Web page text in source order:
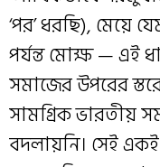
‘পর’ ধরছি), মেয়ে
পর্যন্ত মোক্ষ — এই
সমাজের উপরের
সামগ্রিক ভারতীয়
বদলায়নি। সেই